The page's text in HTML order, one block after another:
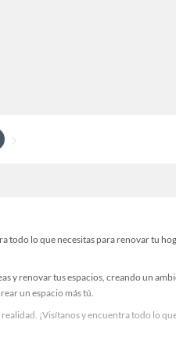
lo que necesitas para renovar tu
y renovar tus espacios, creando un
un espacio más tú.
¡Visítanos y encuentra todo lo